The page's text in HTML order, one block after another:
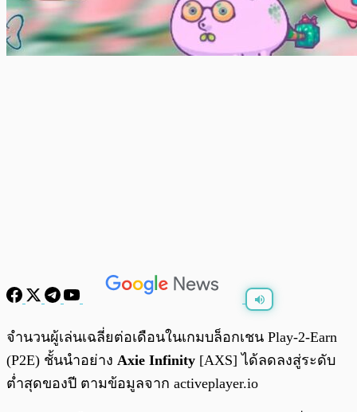
พร้อมเล่น
จำนวนผู้เล่นเฉลี่ยต่อเดือนในเกมบล็อกเชน Play-2-Earn
(P2E) ชั้นนำอย่าง Axie Infinity [AXS] ได้ลดลงสู่ระดับ
ต่ำสุดของปี ตามข้อมูลจาก activeplayer.io